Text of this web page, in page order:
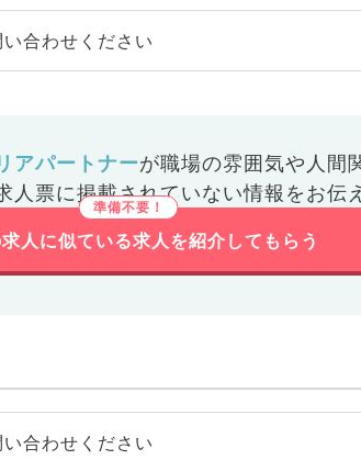
合わせください
アパートナーが職場の雰囲気や人間
人票に掲載されていない情報をお伝
人に似ている求人を紹介してもらう
合わせください